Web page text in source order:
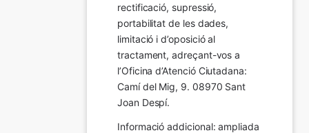
rectificació, supressió,
portabilitat de les dades,
limitació i d’oposició al
tractament, adreçant-vos a
l’Oficina d’Atenció Ciutadana:
Camí del Mig, 9. 08970 Sant
Joan Despí.
Informació addicional: ampliada